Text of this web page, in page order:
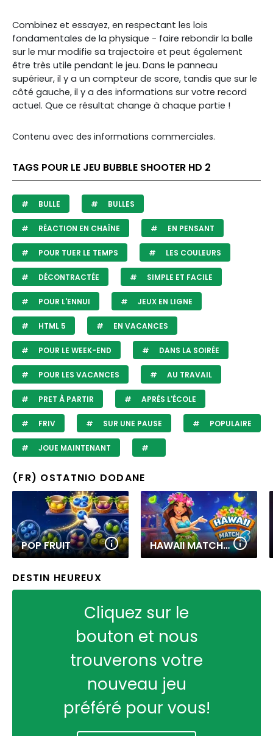
Combinez et essayez, en respectant les lois
fondamentales de la physique - faire rebondir la balle
sur le mur modifie sa trajectoire et peut également
être très utile pendant le jeu. Dans le panneau
supérieur, il y a un compteur de score, tandis que sur le
côté gauche, il y a des informations sur votre record
actuel. Que ce résultat change à chaque partie !
Contenu avec des informations commerciales.
TAGS POUR LE JEU BUBBLE SHOOTER HD 2
BULLE BULLES
RÉACTION EN CHAÎNE EN PENSANT
POUR TUER LE TEMPS LES COULEURS
DÉCONTRACTÉE SIMPLE ET FACILE
POUR L'ENNUI JEUX EN LIGNE
HTML 5 EN VACANCES
POUR LE WEEK-END DANS LA SOIRÉE
POUR LES VACANCES AU TRAVAIL
PRET À PARTIR APRÈS L'ÉCOLE
FRIV SUR UNE PAUSE POPULAIRE
JOUE MAINTENANT
(FR) OSTATNIO DODANE
POP FRUIT HAWAII MATCH 6
DESTIN HEUREUX
Cliquez sur le
bouton et nous
trouverons votre
nouveau jeu
préféré pour vous!